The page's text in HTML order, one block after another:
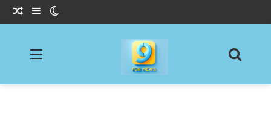
Willekeurig Artikel
Sidebar